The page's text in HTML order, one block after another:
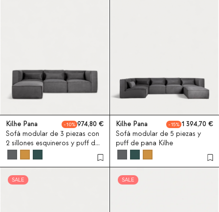
Kilhe Pana 10
974,80
Sofá modular de 3 piezas con
2 sillones esquineros y puff de
Kilhe Pana 15
1 394,70
Sofá modular de 5 piezas y
puff de pana Kilhe
SALE SALE